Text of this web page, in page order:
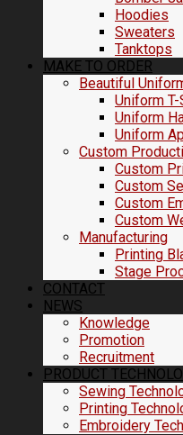
Hoodies
Sweaters
Tanktops
MAKE TO ORDER
Beautiful
Uniform
Uniform
Uniform
Custom
Custom
Custom
Custom
Custom
Manufacturing
Printing
Stage
CONTACT
NEWS
Knowledge
Promotion
Recruitment
PRODUCT
Sewing
Printing
Embroidery